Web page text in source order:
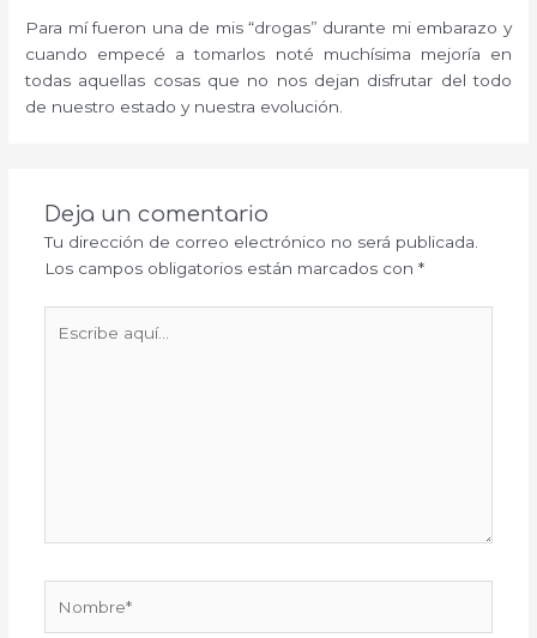
Para mí fueron una de mis “drogas” durante mi embarazo y
cuando empecé a tomarlos noté muchísima mejoría en
todas aquellas cosas que no nos dejan disfrutar del todo
de nuestro estado y nuestra evolución.
Deja un comentario
Tu dirección de correo electrónico no será publicada.
Los campos obligatorios están marcados con *
aquí...